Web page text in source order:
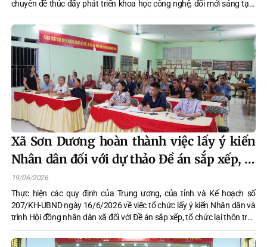
chuyên đề thúc đẩy phát triển khoa học công nghệ, đổi mới sáng tạo.
Đồng chí Lê Minh Hưng, Ủy viên Bộ Chính trị, Thủ tướng Chính phủ chủ
trì phiên họp. Phiên họp được tổ chức trực tuyến đến các bộ, ngành, địa
phương trong cả nước.
Xã Sơn Dương hoàn thành việc lấy ý kiến
Nhân dân đối với dự thảo Đề án sắp xếp, tổ
chức lại thôn
19/06/2026
Thực hiện các quy định của Trung ương, của tỉnh và Kế hoạch số
207/KH-UBND ngày 16/6/2026 về việc tổ chức lấy ý kiến Nhân dân và
trình Hội đồng nhân dân xã đối với Đề án sắp xếp, tổ chức lại thôn trên
địa bàn xã Sơn Dương năm 2026, từ ngày 17/6 đến ngày 18/6, các
thôn trên địa bàn xã đã đồng loạt tổ chức hội nghị lấy ý kiến Nhân dân